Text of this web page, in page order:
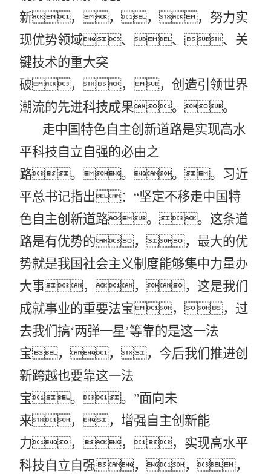
新，，，，努力实
现优势领域、、、关
键技术的重大突
破，，，创造引领世界
潮流的先进科技成果。。
走中国特色自主创新道路是实现高水
平科技自立自强的必由之
路。。。。习近
平总书记指出： “坚定不移走中国特
色自主创新道路。。这条道
路是有优势的，，最大的优
势就是我国社会主义制度能够集中力量办
大事，，，这是我们
成就事业的重要法宝，，过
去我们搞‘两弹一星’等靠的是这一法
宝，，，今后我们推进创
新跨越也要靠这一法
宝。。”面向未
来，，增强自主创新能
力，，，实现高水平
科技自立自强，，，